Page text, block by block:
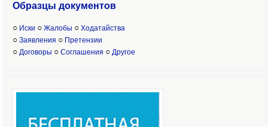
Образцы документов
○ Иски ○ Жалобы ○ Ходатайства
○ Заявления ○ Претензии
○ Договоры ○ Соглашения ○ Другое